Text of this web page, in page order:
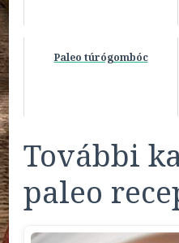
Paleo túrógombóc
További
paleo